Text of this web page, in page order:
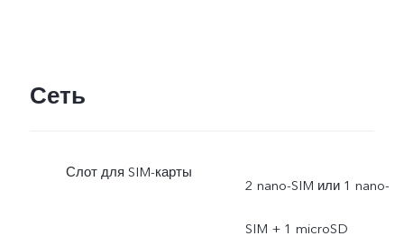
Сеть
Слот для SIM-карты
2 nano-SIM или 1 nano-
SIM + 1 microSD